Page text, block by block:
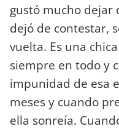
gustó mucho dejar
dejó de contestar,
vuelta. Es una
siempre en todo y
impunidad de esa
meses y cuando
ella sonreía.